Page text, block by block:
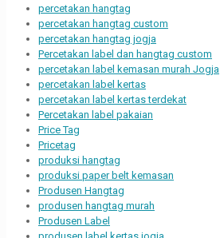
percetakan hangtag
percetakan hangtag custom
percetakan hangtag jogja
Percetakan label dan hangtag custom
percetakan label kemasan murah Jogja
percetakan label kertas
percetakan label kertas terdekat
Percetakan label pakaian
Price Tag
Pricetag
produksi hangtag
produksi paper belt kemasan
Produsen Hangtag
produsen hangtag murah
Produsen Label